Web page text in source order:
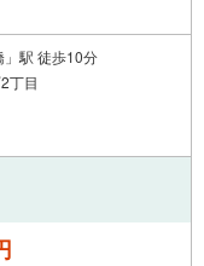
」駅 徒歩10分
丁目